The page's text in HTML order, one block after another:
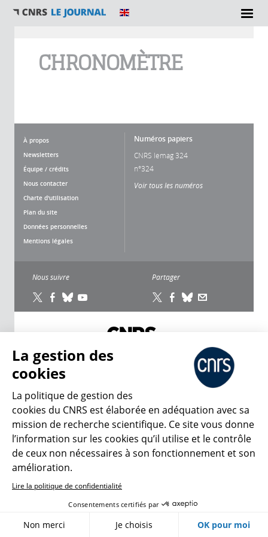
CHRONOMÈTRE
À propos
Newsletters
Équipe / crédits
Nous contacter
Charte d'utilisation
Plan du site
Données personnelles
Mentions légales
Numéros papiers
CNRS lemag 324
n°324
Voir tous les numéros
Nous suivre Partager
Créer un compte Se connecter
Accessibilité : non conforme
Gestion des cookies
La gestion des
cookies
La politique de gestion des
cookies du CNRS est élaborée en adéquation avec sa
mission de recherche scientifique. Ce site vous donne
l’information sur les cookies qu’il utilise et le contrôle
de ceux non nécessaires à son fonctionnement et son
amélioration.
Lire la politique de confidentialité
Consentements certifiés par
Non merci Je choisis OK pour moi